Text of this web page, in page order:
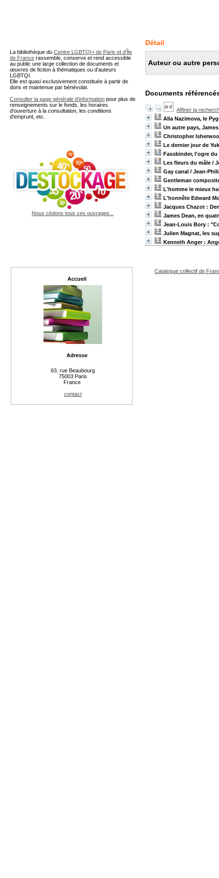
Détail
Auteur ou autre
Documents
Affiner la
Alla Nazimova, le
Un autre pays,
Christopher
Le dernier jour de
Fassbinder, l'ogre du
Les fleurs du mâle /
Gay canal / Jean-
Gentleman
L'homme le mieux
L'honnête Edward
Jacques Chazot :
James Dean, en
Jean-Louis Bory :
Julien Magnat, les
Kenneth Anger :
Catalogue collectif de
La bibliothèque du Centre LGBTQI+ de Paris et d'Île
de France rassemble, conserve et rend accessible
au public une large collection de documents et
œuvres de fiction à thématiques ou d'auteurs
LGBTQI.
Elle est quasi exclusivement constituée à partir de
dons et maintenue par bénévolat.
Consulter la page générale d'information pour plus de
renseignements sur le fonds, les horaires
d'ouverture à la consultation, les conditions
d'emprunt, etc.
Nous cédons tous ces ouvrages...
Accueil
Adresse
63, rue Beaubourg
75003 Paris
France
contact